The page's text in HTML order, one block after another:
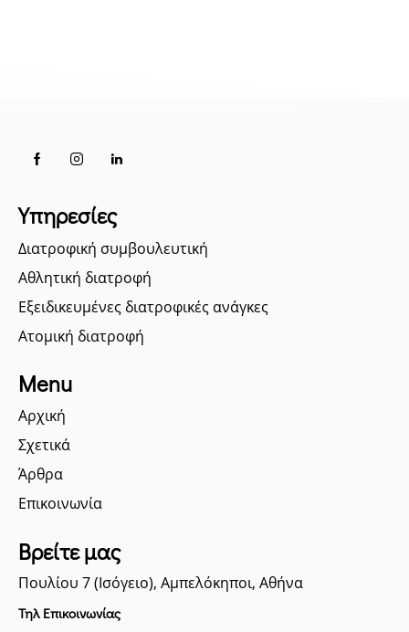
Υπηρεσίες
Διατροφική συμβουλευτική
Αθλητική διατροφή
Εξειδικευμένες διατροφικές ανάγκες
Ατομική διατροφή
Menu
Αρχική
Σχετικά
Άρθρα
Επικοινωνία
Βρείτε μας
Πουλίου 7 (Ισόγειο), Αμπελόκηποι, Αθήνα
Τηλ Επικοινωνίας